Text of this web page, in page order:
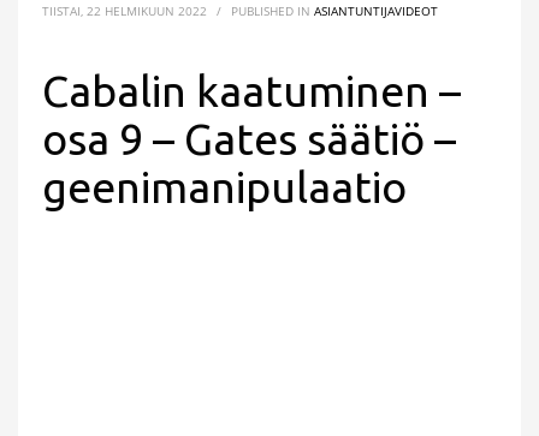
TIISTAI, 22 HELMIKUUN 2022 / PUBLISHED IN ASIANTUNTIJAVIDEOT
Cabalin kaatuminen –
osa 9 – Gates säätiö –
geenimanipulaatio